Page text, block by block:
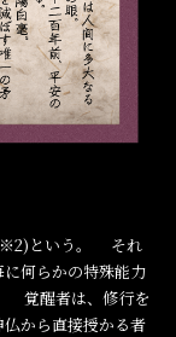
(※2)という。 それ
何らかの特殊能力
覚醒者は、修行を
から直接授かる者